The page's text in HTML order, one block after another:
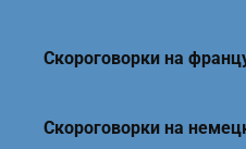
Скороговорки на
Скороговорки на